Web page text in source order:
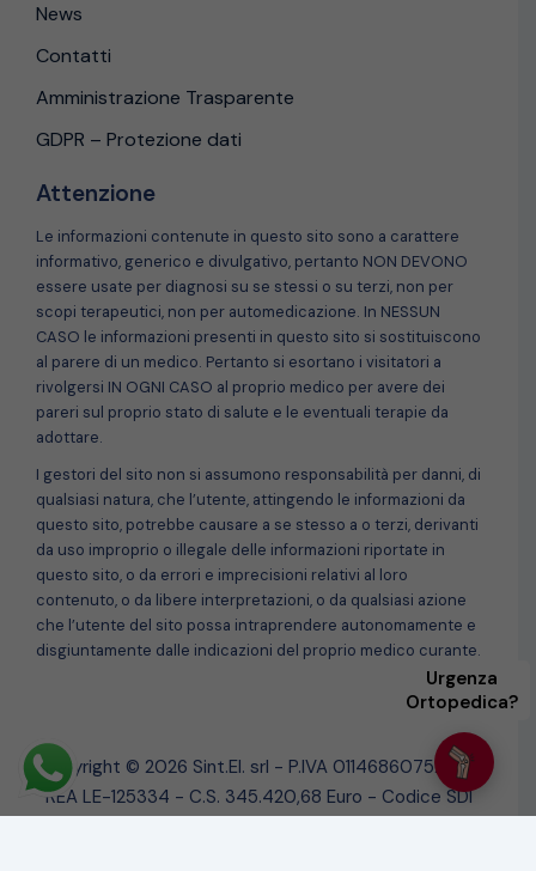
News
Contatti
Amministrazione Trasparente
GDPR – Protezione dati
Attenzione
Le informazioni contenute in questo sito sono a carattere
informativo, generico e divulgativo, pertanto NON DEVONO
essere usate per diagnosi su se stessi o su terzi, non per
scopi terapeutici, non per automedicazione. In NESSUN
CASO le informazioni presenti in questo sito si sostituiscono
al parere di un medico. Pertanto si esortano i visitatori a
rivolgersi IN OGNI CASO al proprio medico per avere dei
pareri sul proprio stato di salute e le eventuali terapie da
adottare.
I gestori del sito non si assumono responsabilità per danni, di
qualsiasi natura, che l’utente, attingendo le informazioni da
questo sito, potrebbe causare a se stesso a o terzi, derivanti
da uso improprio o illegale delle informazioni riportate in
questo sito, o da errori e imprecisioni relativi al loro
contenuto, o da libere interpretazioni, o da qualsiasi azione
che l’utente del sito possa intraprendere autonomamente e
disgiuntamente dalle indicazioni del proprio medico curante.
Copyright © 2026 Sint.El. srl - P.IVA 01146860752 - N.
REA LE-125334 - C.S. 345.420,68 Euro - Codice SDI
Urgenza
Ortopedica?